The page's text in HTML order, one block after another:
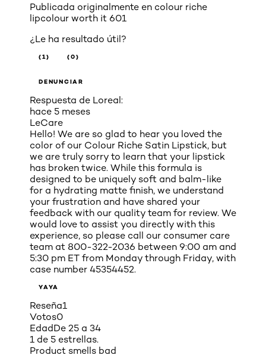
Publicada originalmente en colour riche
lipcolour worth it 601
¿Le ha resultado útil?
(1) (0)
DENUNCIAR
Respuesta de Loreal:
hace 5 meses
LeCare
Hello! We are so glad to hear you loved the
color of our Colour Riche Satin Lipstick, but
we are truly sorry to learn that your lipstick
has broken twice. While this formula is
designed to be uniquely soft and balm-like
for a hydrating matte finish, we understand
your frustration and have shared your
feedback with our quality team for review. We
would love to assist you directly with this
experience, so please call our consumer care
team at 800-322-2036 between 9:00 am and
5:30 pm ET from Monday through Friday, with
case number 45354452.
YAYA
Reseña1
Votos0
EdadDe 25 a 34
1 de 5 estrellas.
Product smells bad